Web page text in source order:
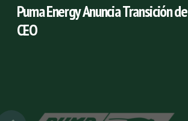
Puma Energy Anuncia Transición de
CEO